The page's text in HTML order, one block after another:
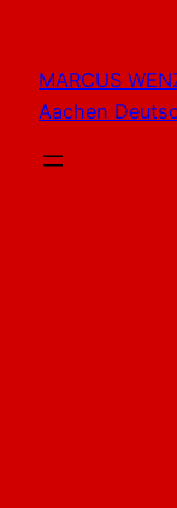
springen
MARCUS
Aachen